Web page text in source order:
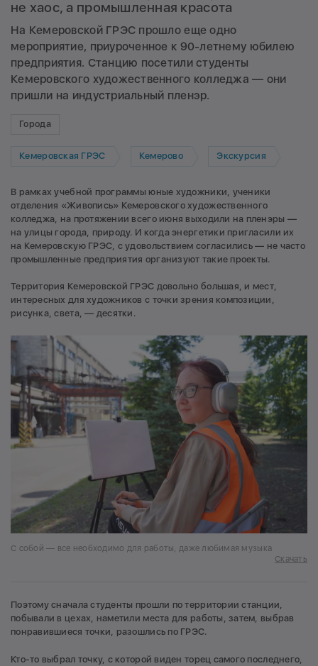
не хаос, а промышленная красота
На Кемеровской ГРЭС прошло еще одно
мероприятие, приуроченное к 90-летнему юбилею
предприятия. Станцию посетили студенты
Кемеровского художественного колледжа — они
пришли на индустриальный пленэр.
Города
Кемеровская ГРЭС Кемерово Экскурсия
В рамках учебной программы юные художники, ученики
отделения «Живопись» Кемеровского художественного
колледжа, на протяжении всего июня выходили на пленэры —
на улицы города, природу. И когда энергетики пригласили их
на Кемеровскую ГРЭС, с удовольствием согласились — не часто
промышленные предприятия организуют такие проекты.
Территория Кемеровской ГРЭС довольно большая, и мест,
интересных для художников с точки зрения композиции,
рисунка, света, — десятки.
С собой — все необходимо для работы, даже любимая музыка
Скачать
Поэтому сначала студенты прошли по территории станции,
побывали в цехах, наметили места для работы, затем, выбрав
понравившиеся точки, разошлись по ГРЭС.
Кто-то выбрал точку, с которой виден торец самого последнего,